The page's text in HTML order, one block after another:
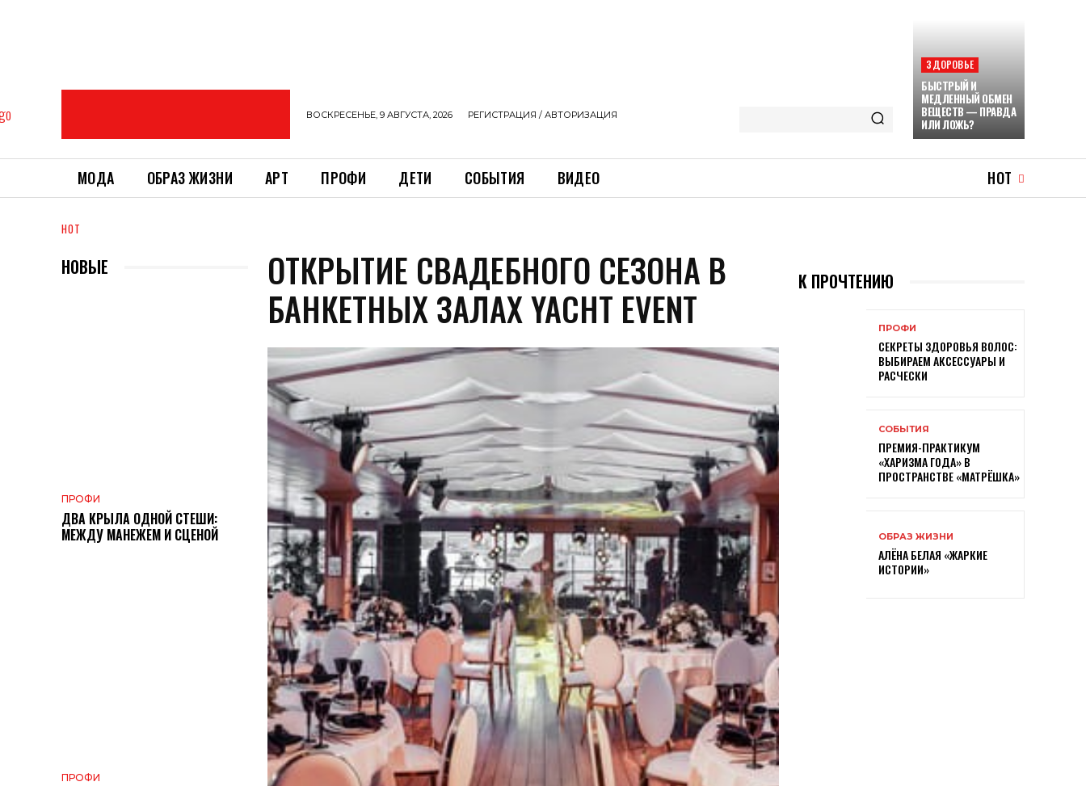
ВОСКРЕСЕНЬЕ, 9 АВГУСТА, 2026 РЕГИСТРАЦИЯ / АВТОРИЗАЦИЯ
ЗДОРОВЬЕ
БЫСТРЫЙ И
МЕДЛЕННЫЙ ОБМЕН
ВЕЩЕСТВ — ПРАВДА
ИЛИ ЛОЖЬ?
МОДА ОБРАЗ ЖИЗНИ АРТ ПРОФИ ДЕТИ СОБЫТИЯ ВИДЕО HOT
HOT
НОВЫЕ
ПРОФИ
ДВА КРЫЛА ОДНОЙ СТЕШИ:
МЕЖДУ МАНЕЖЕМ И СЦЕНОЙ
ПРОФИ
ОТКРЫТИЕ СВАДЕБНОГО СЕЗОНА В
БАНКЕТНЫХ ЗАЛАХ YACHT EVENT
К ПРОЧТЕНИЮ
ПРОФИ
СЕКРЕТЫ ЗДОРОВЬЯ ВОЛОС:
ВЫБИРАЕМ АКСЕССУАРЫ И
РАСЧЕСКИ
СОБЫТИЯ
ПРЕМИЯ-ПРАКТИКУМ
«ХАРИЗМА ГОДА» В
ПРОСТРАНСТВЕ «МАТРЁШКА»
ОБРАЗ ЖИЗНИ
АЛЁНА БЕЛАЯ «ЖАРКИЕ
ИСТОРИИ»